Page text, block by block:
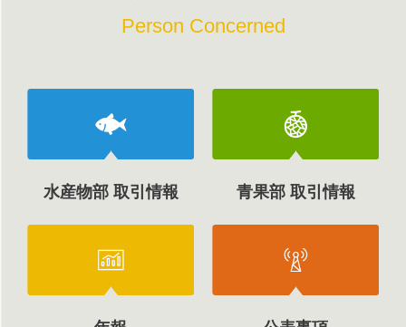
Person Concerned
水産物部 取引情報 青果部 取引情報